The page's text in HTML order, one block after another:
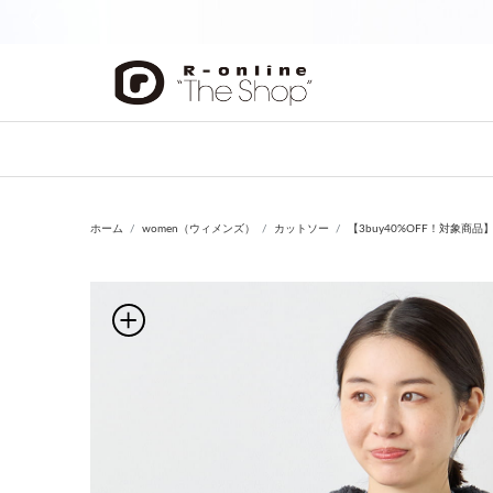
ホーム women（ウィメンズ） カットソー 【3buy40%OFF！対象商品